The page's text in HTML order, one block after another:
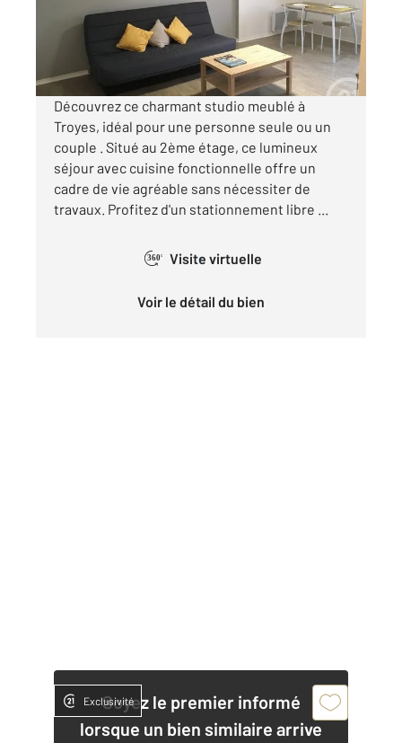
422 €
par mois charges comprises
Découvrez ce charmant studio meublé à
Troyes, idéal pour une personne seule ou un
couple . Situé au 2ème étage, ce lumineux
séjour avec cuisine fonctionnelle offre un
cadre de vie agréable sans nécessiter de
travaux. Profitez d'un stationnement libre ...
360° Visite virtuelle
Voir le détail du bien
Soyez le premier informé
lorsque un bien similaire arrive
Exclusivité